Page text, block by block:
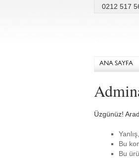
0212 517
ANA SAYFA
Üzgünüz!
Bu
Bu